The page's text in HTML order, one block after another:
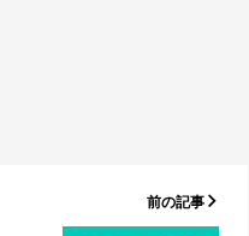
前の記事